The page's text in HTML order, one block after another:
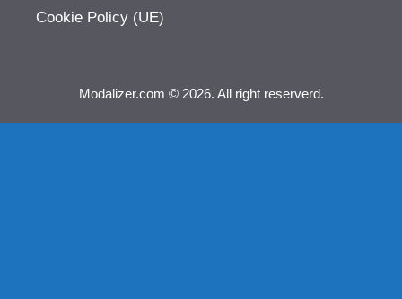
Cookie Policy (UE)
Modalizer.com © 2026. All right reserverd.